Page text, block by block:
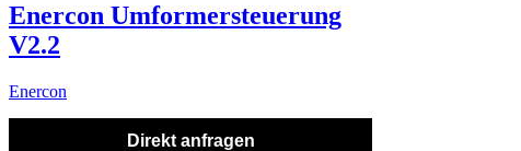
Enercon Umformersteuerung
V2.2
Enercon
Direkt anfragen